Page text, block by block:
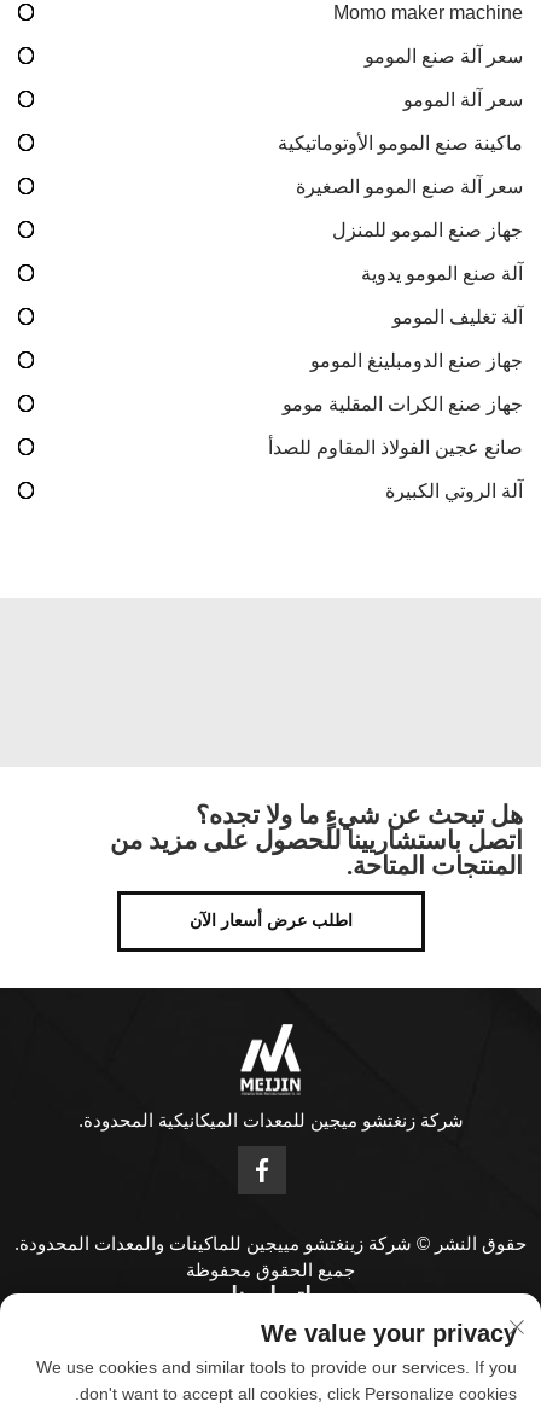
Momo maker machine
سعر آلة صنع المومو
سعر آلة المومو
ماكينة صنع المومو الأوتوماتيكية
سعر آلة صنع المومو الصغيرة
جهاز صنع المومو للمنزل
آلة صنع المومو يدوية
آلة تغليف المومو
جهاز صنع الدومبلينغ المومو
جهاز صنع الكرات المقلية مومو
صانع عجين الفولاذ المقاوم للصدأ
آلة الروتي الكبيرة
هل تبحث عن شيءٍ ما ولا تجده؟
اتصل باستشاريينا للحصول على مزيد من
المنتجات المتاحة.
اطلب عرض أسعار الآن
شركة زنغتشو ميجين للمعدات الميكانيكية المحدودة.
حقوق النشر © شركة زينغتشو مييجين للماكينات والمعدات المحدودة.
جميع الحقوق محفوظة
اتصل بنا
رقم 126 طريق HUAYUAN، مدينة ZHENGZHOU، مقاطعة
We value your privacy
We use cookies and similar tools to provide our services. If you
don't want to accept all cookies, click Personalize cookies.